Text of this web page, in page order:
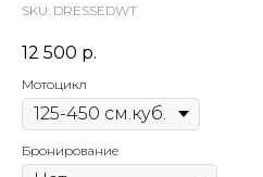
SKU: DRESSEDWT
12 500 р.
Мотоцикл
Бронирование